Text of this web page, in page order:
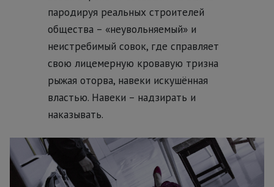
пародируя реальных строителей
общества – «неувольняемый» и
неистребимый совок, где справляет
свою лицемерную кровавую тризна
рыжая оторва, навеки искушённая
властью. Навеки – надзирать и
наказывать.